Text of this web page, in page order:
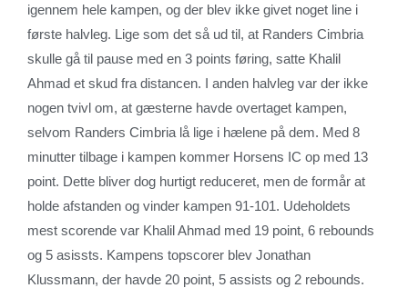
igennem hele kampen, og der blev ikke givet noget line i
første halvleg. Lige som det så ud til, at Randers Cimbria
skulle gå til pause med en 3 points føring, satte Khalil
Ahmad et skud fra distancen. I anden halvleg var der ikke
nogen tvivl om, at gæsterne havde overtaget kampen,
selvom Randers Cimbria lå lige i hælene på dem. Med 8
minutter tilbage i kampen kommer Horsens IC op med 13
point. Dette bliver dog hurtigt reduceret, men de formår at
holde afstanden og vinder kampen 91-101. Udeholdets
mest scorende var Khalil Ahmad med 19 point, 6 rebounds
og 5 asissts. Kampens topscorer blev Jonathan
Klussmann, der havde 20 point, 5 assists og 2 rebounds.